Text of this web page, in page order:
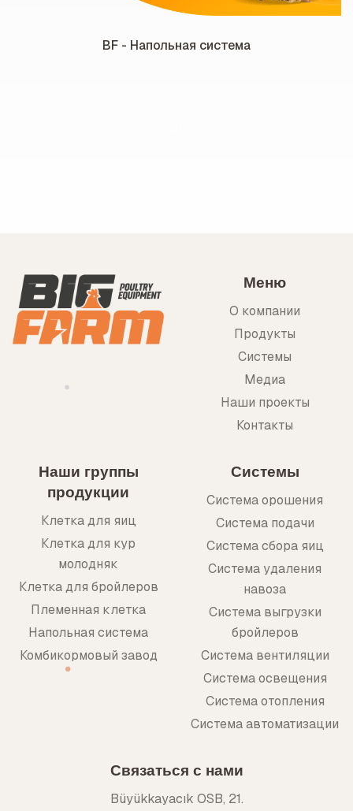
BF - Напольная система
Меню
О компании
Продукты
Системы
Медиа
Наши проекты
Контакты
Наши группы
продукции
Клетка для яиц
Клетка для кур
молодняк
Клетка для бройлеров
Племенная клетка
Напольная система
Комбикормовый завод
Системы
Система орошения
Система подачи
Система сбора яиц
Система удаления
навоза
Система выгрузки
бройлеров
Система вентиляции
Система освещения
Система отопления
Система автоматизации
Связаться с нами
Büyükkayacık OSB, 21.